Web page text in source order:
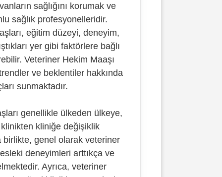
sağlığını korumak ve
sağlık profesyonelleridir.
eğitim düzeyi, deneyim,
yer gibi faktörlere bağlı
Veteriner Hekim Maaşı
ve beklentiler hakkında
sunmaktadır.
genellikle ülkeden ülkeye,
kliniğe değişiklik
genel olarak veteriner
deneyimleri arttıkça ve
Ayrıca, veteriner